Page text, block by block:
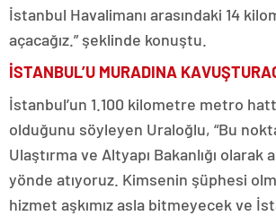
İstanbul Havalimanı arasındaki 14
açacağız.” şeklinde konuştu.
İSTANBUL’U MURADINA
İstanbul’un 1.100 kilometre metro
olduğunu söyleyen Uraloğlu, “Bu
Ulaştırma ve Altyapı Bakanlığı olarak
yönde atıyoruz. Kimsenin şüphesi
hizmet aşkımız asla bitmeyecek ve